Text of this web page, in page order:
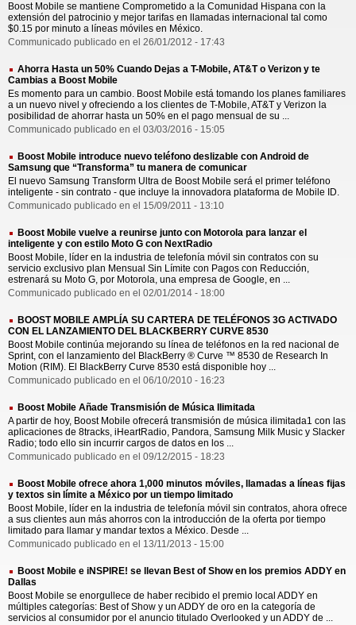
Boost Mobile se mantiene Comprometido a la Comunidad Hispana con la
extensión del patrocinio y mejor tarifas en llamadas internacional tal como
$0.15 por minuto a líneas móviles en México.
Communicado publicado en el 26/01/2012 - 17:43
Ahorra Hasta un 50% Cuando Dejas a T-Mobile, AT&T o Verizon y te
Cambias a Boost Mobile
Es momento para un cambio. Boost Mobile está tomando los planes familiares
a un nuevo nivel y ofreciendo a los clientes de T-Mobile, AT&T y Verizon la
posibilidad de ahorrar hasta un 50% en el pago mensual de su ...
Communicado publicado en el 03/03/2016 - 15:05
Boost Mobile introduce nuevo teléfono deslizable con Android de
Samsung que “Transforma” tu manera de comunicar
El nuevo Samsung Transform Ultra de Boost Mobile será el primer teléfono
inteligente - sin contrato - que incluye la innovadora plataforma de Mobile ID.
Communicado publicado en el 15/09/2011 - 13:10
Boost Mobile vuelve a reunirse junto con Motorola para lanzar el
inteligente y con estilo Moto G con NextRadio
Boost Mobile, líder en la industria de telefonía móvil sin contratos con su
servicio exclusivo plan Mensual Sin Límite con Pagos con Reducción,
estrenará su Moto G, por Motorola, una empresa de Google, en ...
Communicado publicado en el 02/01/2014 - 18:00
BOOST MOBILE AMPLÍA SU CARTERA DE TELÉFONOS 3G ACTIVADO
CON EL LANZAMIENTO DEL BLACKBERRY CURVE 8530
Boost Mobile continúa mejorando su línea de teléfonos en la red nacional de
Sprint, con el lanzamiento del BlackBerry ® Curve ™ 8530 de Research In
Motion (RIM). El BlackBerry Curve 8530 está disponible hoy ...
Communicado publicado en el 06/10/2010 - 16:23
Boost Mobile Añade Transmisión de Música Ilimitada
A partir de hoy, Boost Mobile ofrecerá transmisión de música ilimitada1 con las
aplicaciones de 8tracks, iHeartRadio, Pandora, Samsung Milk Music y Slacker
Radio; todo ello sin incurrir cargos de datos en los ...
Communicado publicado en el 09/12/2015 - 18:23
Boost Mobile ofrece ahora 1,000 minutos móviles, llamadas a líneas fijas
y textos sin límite a México por un tiempo limitado
Boost Mobile, líder en la industria de telefonía móvil sin contratos, ahora ofrece
a sus clientes aun más ahorros con la introducción de la oferta por tiempo
limitado para llamar y mandar textos a México. Desde ...
Communicado publicado en el 13/11/2013 - 15:00
Boost Mobile e iNSPIRE! se llevan Best of Show en los premios ADDY en
Dallas
Boost Mobile se enorgullece de haber recibido el premio local ADDY en
múltiples categorías: Best of Show y un ADDY de oro en la categoría de
servicios al consumidor por el anuncio titulado Overlooked y un ADDY de ...